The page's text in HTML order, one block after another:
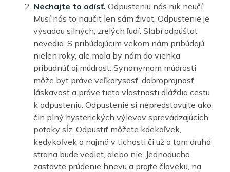
Nechajte to odísť. Odpusteniu nás nik neučí.
Musí nás to naučiť len sám život. Odpustenie je
výsadou silných, zrelých ľudí. Slabí odpúšťať
nevedia. S pribúdajúcim vekom nám pribúdajú
nielen roky, ale mala by nám do vienka
pribudnúť aj múdrosť. Synonymom múdrosti
môže byť práve veľkorysosť, dobroprajnosť,
láskavosť a práve tieto vlastnosti dláždia cestu
k odpusteniu. Odpustenie si nepredstavujte ako
čin plný hysterických výlevov sprevádzajúcich
potoky sĺz. Odpustiť môžete kdekoľvek,
kedykoľvek a najmä v tichosti či už o tom druhá
strana bude vedieť, alebo nie. Jednoducho
zastavte prúdenie hnevu a prajte človeku, na